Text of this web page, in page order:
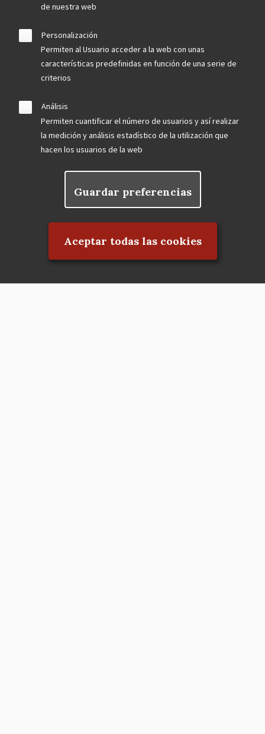
de nuestra web
Personalización
Permiten al Usuario acceder a la web con unas
características predefinidas en función de una serie de
criterios
Análisis
Permiten cuantificar el número de usuarios y así realizar
la medición y análisis estadístico de la utilización que
hacen los usuarios de la web
Guardar preferencias
Aceptar todas las cookies